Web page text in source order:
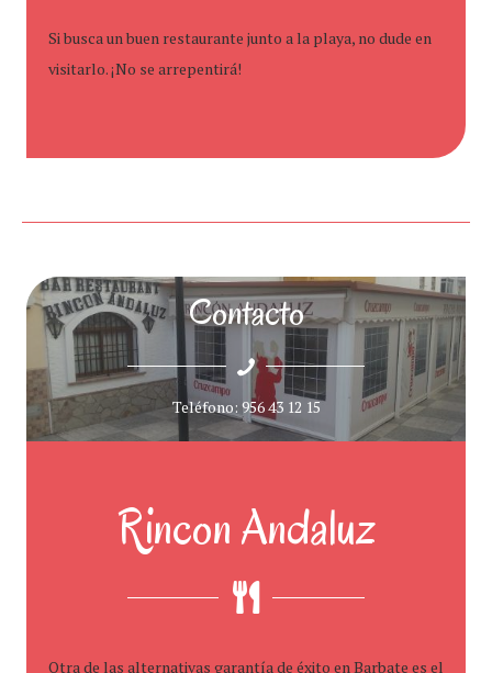
Si busca un buen restaurante junto a la playa, no dude en
visitarlo. ¡No se arrepentirá!
Contacto
Teléfono: 956 43 12 15
Rincon Andaluz
Otra de las alternativas garantía de éxito en Barbate es el